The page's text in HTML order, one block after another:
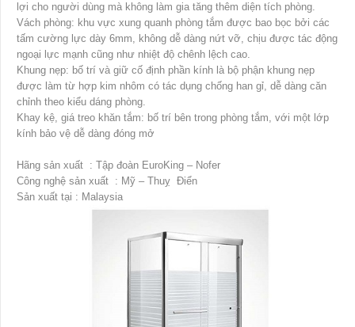
lợi cho người dùng mà không làm gia tăng thêm diện tích phòng.
Vách phòng: khu vực xung quanh phòng tắm được bao bọc bởi các
tấm cường lực dày 6mm, không dễ dàng nứt vỡ, chịu được tác động
ngoại lực mạnh cũng như nhiệt độ chênh lệch cao.
Khung nẹp: bố trí và giữ cố định phần kính là bộ phận khung nẹp
được làm từ hợp kim nhôm có tác dụng chống han gỉ, dễ dàng căn
chỉnh theo kiểu dáng phòng.
Khay kệ, giá treo khăn tắm: bố trí bên trong phòng tắm, với một lớp
kính bảo vệ dễ dàng đóng mở
Hãng sản xuất : Tập đoàn EuroKing – Nofer
Công nghệ sản xuất : Mỹ – Thuỵ Điển
Sản xuất tại : Malaysia